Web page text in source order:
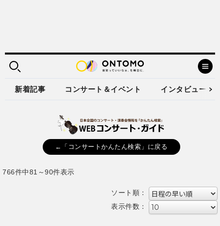
新着記事 コンサート＆イベント インタビュー
←「コンサートかんたん検索」に戻る
766件中81～90件表示
ソート順：
表示件数：